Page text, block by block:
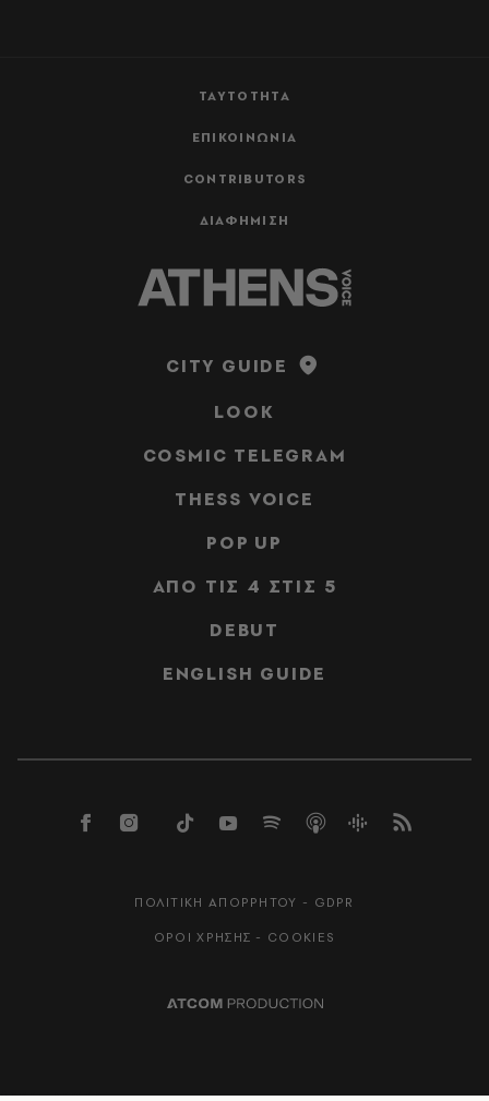
ΤΑΥΤΟΤΗΤΑ
ΕΠΙΚΟΙΝΩΝΙΑ
CONTRIBUTORS
ΔΙΑΦΗΜΙΣΗ
CITY GUIDE
LOOK
COSMIC TELEGRAM
THESS VOICE
POP UP
ΑΠΟ ΤΙΣ 4 ΣΤΙΣ 5
DEBUT
ENGLISH GUIDE
ΠΟΛΙΤΙΚΗ ΑΠΟΡΡΗΤΟΥ - GDPR
ΟΡΟΙ ΧΡΗΣΗΣ - COOKIES